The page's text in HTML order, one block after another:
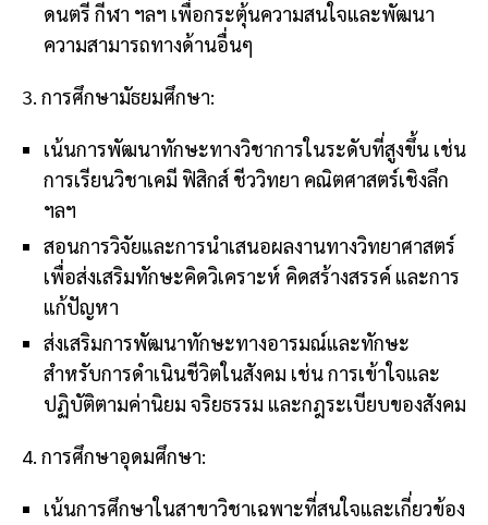
ดนตรี กีฬา ฯลฯ เพื่อกระตุ้นความสนใจและพัฒนา
ความสามารถทางด้านอื่นๆ
3. การศึกษามัธยมศึกษา:
เน้นการพัฒนาทักษะทางวิชาการในระดับที่สูงขึ้น เช่น
การเรียนวิชาเคมี ฟิสิกส์ ชีววิทยา คณิตศาสตร์เชิงลึก
ฯลฯ
สอนการวิจัยและการนำเสนอผลงานทางวิทยาศาสตร์
เพื่อส่งเสริมทักษะคิดวิเคราะห์ คิดสร้างสรรค์ และการ
แก้ปัญหา
ส่งเสริมการพัฒนาทักษะทางอารมณ์และทักษะ
สำหรับการดำเนินชีวิตในสังคม เช่น การเข้าใจและ
ปฏิบัติตามค่านิยม จริยธรรม และกฎระเบียบของสังคม
4. การศึกษาอุดมศึกษา:
เน้นการศึกษาในสาขาวิชาเฉพาะที่สนใจและเกี่ยวข้อง